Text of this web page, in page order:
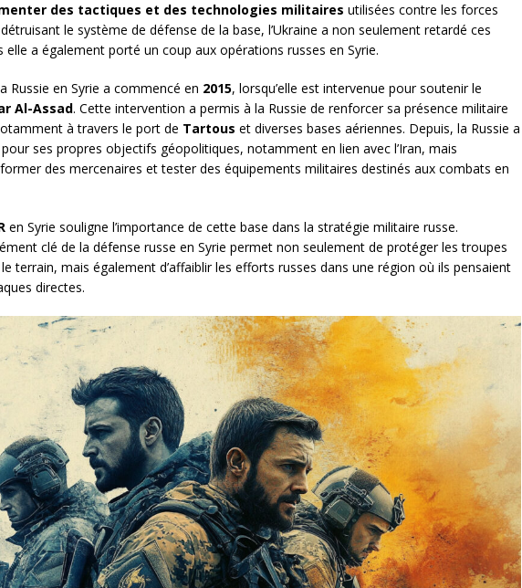
des tactiques et des technologies militaires utilisées contre les forces
le système de défense de la base, l’Ukraine a non seulement retardé ces
a également porté un coup aux opérations russes en Syrie.
Russie en Syrie a commencé en 2015, lorsqu’elle est intervenue pour soutenir le
Al-Assad. Cette intervention a permis à la Russie de renforcer sa présence militaire
à travers le port de Tartous et diverses bases aériennes. Depuis, la Russie a
ses propres objectifs géopolitiques, notamment en lien avec l’Iran, mais
des mercenaires et tester des équipements militaires destinés aux combats en
en Syrie souligne l’importance de cette base dans la stratégie militaire russe.
clé de la défense russe en Syrie permet non seulement de protéger les troupes
terrain, mais également d’affaiblir les efforts russes dans une région où ils pensaient
directes.